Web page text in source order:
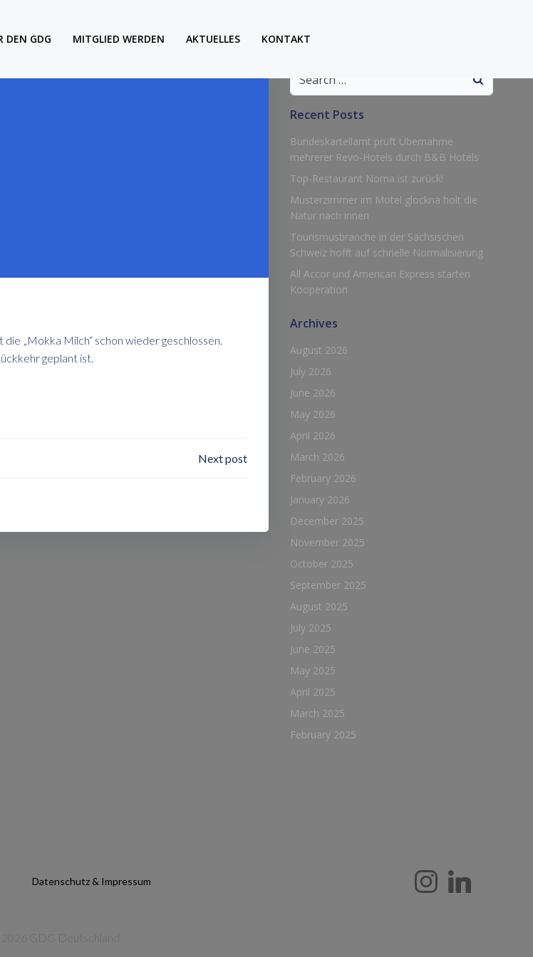
DEN GDG MITGLIED WERDEN AKTUELLES KONTAKT
„Mokka Milch“ schon wieder geschlossen.
geplant ist.
Next post
for:
Recent Posts
Bundeskartellamt prüft Übernahme
mehrerer Revo-Hotels durch B&B Hotels
Top-Restaurant Noma ist zurück!
Musterzimmer im Motel glockna holt die
Natur nach innen
Tourismusbranche in der Sächsischen
Schweiz hofft auf schnelle Normalisierung
All Accor und American Express starten
Kooperation
Archives
August 2026
July 2026
June 2026
May 2026
April 2026
March 2026
February 2026
January 2026
December 2025
November 2025
October 2025
September 2025
August 2025
July 2025
June 2025
May 2025
April 2025
March 2025
February 2025
Datenschutz & Impressum